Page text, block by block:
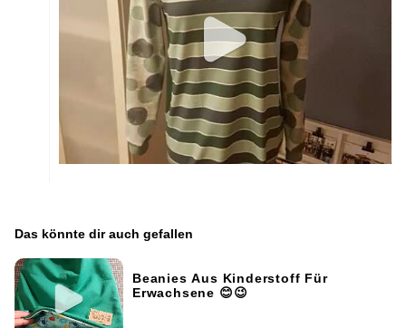
Das könnte dir auch gefallen
Beanies Aus Kinderstoff Für
Erwachsene 😊😉